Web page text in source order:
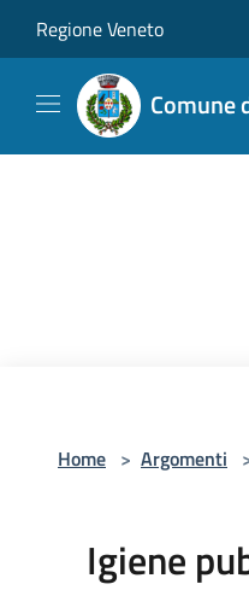
Regione Veneto
Comune
Home > Argomenti
Igiene